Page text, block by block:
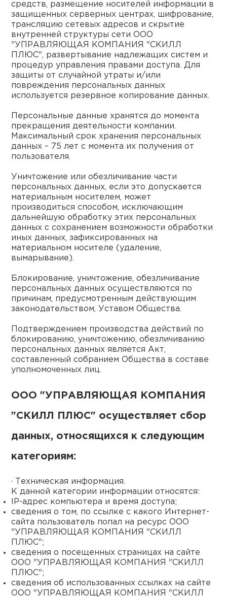
средств, размещение носителей информации в
защищенных серверных центрах, шифрование,
трансляцию сетевых адресов и скрытие
внутренней структуры сети ООО
"УПРАВЛЯЮЩАЯ КОМПАНИЯ "СКИЛЛ
ПЛЮС", развертывание надлежащих систем и
процедур управления правами доступа. Для
защиты от случайной утраты и/или
повреждения персональных данных
используется резервное копирование данных.
Персональные данные хранятся до момента
прекращения деятельности компании.
Максимальный срок хранения персональных
данных – 75 лет с момента их получения от
пользователя.
Уничтожение или обезличивание части
персональных данных, если это допускается
материальным носителем, может
производиться способом, исключающим
дальнейшую обработку этих персональных
данных с сохранением возможности обработки
иных данных, зафиксированных на
материальном носителе (удаление,
вымарывание).
Блокирование, уничтожение, обезличивание
персональных данных осуществляются по
причинам, предусмотренным действующим
законодательством, Уставом Общества.
Подтверждением производства действий по
блокированию, уничтожению, обезличиванию
персональных данных является Акт,
составленный собранием Общества в составе
уполномоченных лиц.
ООО "УПРАВЛЯЮЩАЯ КОМПАНИЯ
"СКИЛЛ ПЛЮС" осуществляет сбор
данных, относящихся к следующим
категориям:
· Техническая информация.
К данной категории информации относятся:
IP-адрес компьютера и время доступа;
сведения о том, по ссылке с какого Интернет-
сайта пользователь попал на ресурс ООО
"УПРАВЛЯЮЩАЯ КОМПАНИЯ "СКИЛЛ
ПЛЮС";
сведения о посещенных страницах на сайте
ООО "УПРАВЛЯЮЩАЯ КОМПАНИЯ "СКИЛЛ
ПЛЮС";
сведения об использованных ссылках на сайте
ООО "УПРАВЛЯЮЩАЯ КОМПАНИЯ "СКИЛЛ